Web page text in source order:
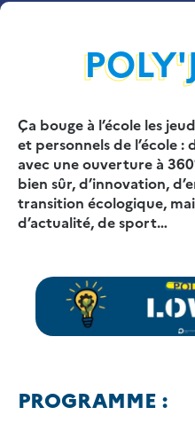
Ça bouge à l’école les
et personnels de l’école
avec une ouverture à
bien sûr, d’innovation,
transition écologique,
d’actualité, de sport…
PROGRAMME :